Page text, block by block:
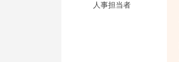
人事担当者